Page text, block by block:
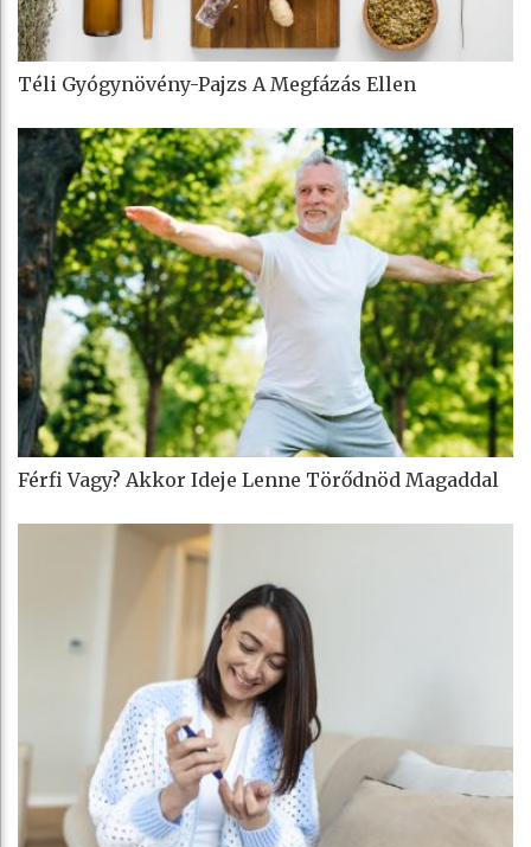
Téli Gyógynövény-Pajzs A Megfázás Ellen
Férfi Vagy? Akkor Ideje Lenne Törődnöd Magaddal